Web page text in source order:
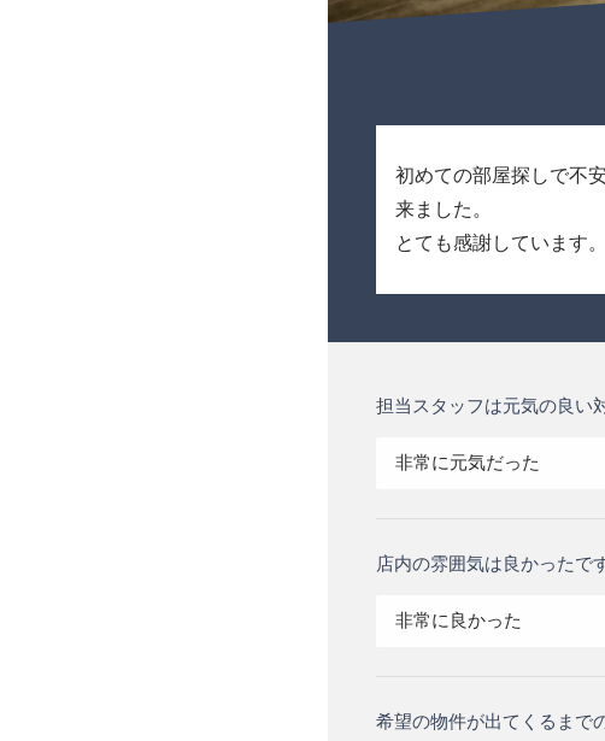
初めての部屋探しで不
来ました。
とても感謝しています。
担当スタッフは元気の良い
非常に元気だった
店内の雰囲気は良かったで
非常に良かった
希望の物件が出てくるまで